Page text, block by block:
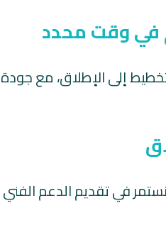
في وقت محدد
إلى الإطلاق، مع
في تقديم الدعم